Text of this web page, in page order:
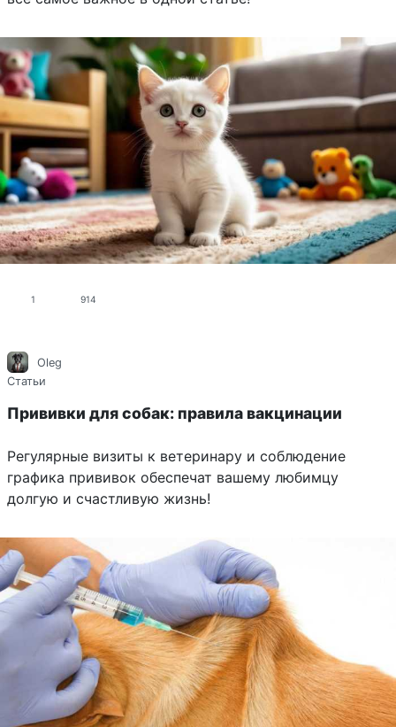
1 914
Oleg
Статьи
Прививки для собак: правила вакцинации
Регулярные визиты к ветеринару и соблюдение
графика прививок обеспечат вашему любимцу
долгую и счастливую жизнь!